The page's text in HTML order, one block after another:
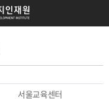
서울교육센터